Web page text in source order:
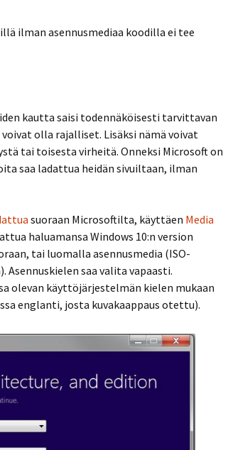
ilman asennusmediaa koodilla ei tee
kautta saisi todennäköisesti tarvittavan
olla rajalliset. Lisäksi nämä voivat
tai toisesta virheitä. Onneksi Microsoft on
saa ladattua heidän sivuiltaan, ilman
suoraan Microsoftilta, käyttäen Media
haluamansa Windows 10:n version
tai luomalla asennusmedia (ISO-
Asennuskielen saa valita vapaasti.
olevan käyttöjärjestelmän kielen mukaan
englanti, josta kuvakaappaus otettu).